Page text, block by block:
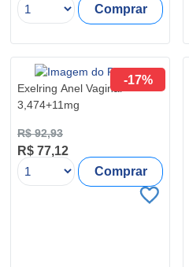
Comprar
-17%
Exelring Anel Vaginal
3,474+11mg
R$ 92,93
R$ 77,12
Comprar